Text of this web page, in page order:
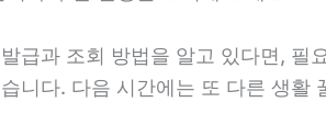
급과 조회 방법을 알고 있다면, 필
니다. 다음 시간에는 또 다른 생활